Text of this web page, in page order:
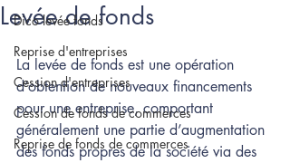
Dico levée fonds
Reprise d'entreprises
Cession d'entreprises
Cession de fonds de commerces
Reprise de fonds de commerces
Levée de fonds
La levée de fonds est une opération
d’obtention de nouveaux financements
pour une entreprise, comportant
généralement une partie d’augmentation
des fonds propres de la société via des